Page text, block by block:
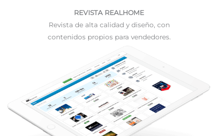
REVISTA REALHOME
Revista de alta calidad y diseño, con
contenidos propios para vendedores.